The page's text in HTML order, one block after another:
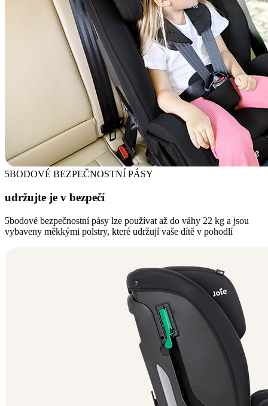
5BODOVÉ BEZPEČNOSTNÍ PÁSY
udržujte je v bezpečí
5bodové bezpečnostní pásy lze používat až do váhy 22 kg a jsou
vybaveny měkkými polstry, které udržují vaše dítě v pohodlí